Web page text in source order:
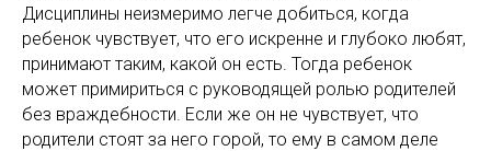
Дисциплины неизмеримо легче добиться, когда
ребенок чувствует, что его искренне и глубоко любят,
принимают таким, какой он есть. Тогда ребенок
может примириться с руководящей ролью родителей
без враждебности. Если же он не чувствует, что
родители стоят за него горой, то ему в самом деле